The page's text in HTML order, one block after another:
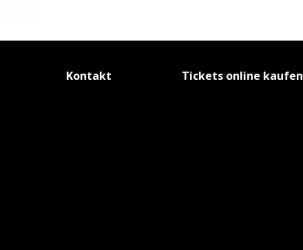
Kontakt Tickets online kaufen